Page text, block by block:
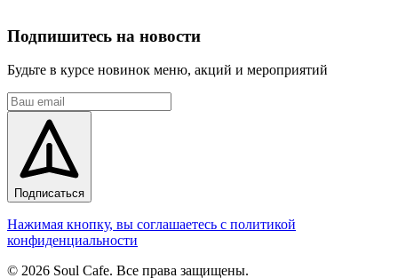
Подпишитесь на новости
Будьте в курсе новинок меню, акций и мероприятий
Подписаться
Нажимая кнопку, вы соглашаетесь с политикой
конфиденциальности
© 2026 Soul Cafe. Все права защищены.